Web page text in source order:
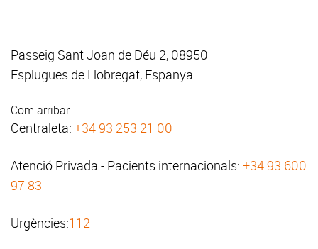
Passeig Sant Joan de Déu 2, 08950
Esplugues de Llobregat, Espanya
Com arribar
Centraleta: +34 93 253 21 00
Atenció Privada - Pacients internacionals: +34 93 600
97 83
Urgències:112